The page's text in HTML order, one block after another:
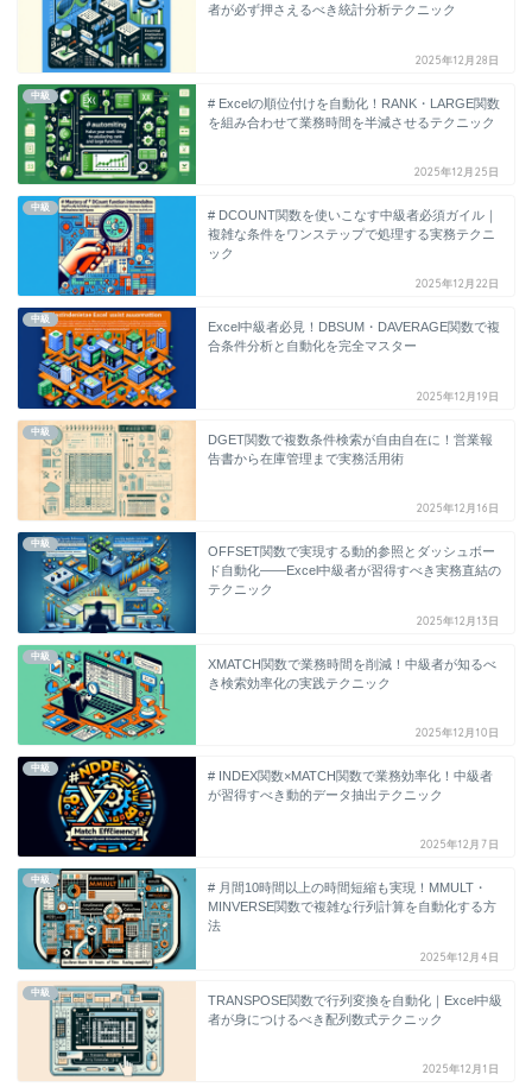
者が必ず押さえるべき統計分析テクニック
2025年12月28日
中級
# Excelの順位付けを自動化！RANK・LARGE関数
を組み合わせて業務時間を半減させるテクニック
2025年12月25日
中級
# DCOUNT関数を使いこなす中級者必須ガイル｜
複雑な条件をワンステップで処理する実務テクニ
ック
2025年12月22日
中級
Excel中級者必見！DBSUM・DAVERAGE関数で複
合条件分析と自動化を完全マスター
2025年12月19日
中級
DGET関数で複数条件検索が自由自在に！営業報
告書から在庫管理まで実務活用術
2025年12月16日
中級
OFFSET関数で実現する動的参照とダッシュボー
ド自動化――Excel中級者が習得すべき実務直結の
テクニック
2025年12月13日
中級
XMATCH関数で業務時間を削減！中級者が知るべ
き検索効率化の実践テクニック
2025年12月10日
中級
# INDEX関数×MATCH関数で業務効率化！中級者
が習得すべき動的データ抽出テクニック
2025年12月7日
中級
# 月間10時間以上の時間短縮も実現！MMULT・
MINVERSE関数で複雑な行列計算を自動化する方
法
2025年12月4日
中級
TRANSPOSE関数で行列変換を自動化｜Excel中級
者が身につけるべき配列数式テクニック
2025年12月1日